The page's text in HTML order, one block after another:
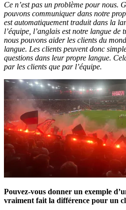
Ce n’est pas un problème pour nous.
pouvons communiquer dans notre
est automatiquement traduit dans la
l’équipe, l’anglais est notre langue de
nous pouvons aider les clients du
langue. Les clients peuvent donc
questions dans leur propre langue.
par les clients que par l’équipe.
Pouvez-vous donner un exemple
vraiment fait la différence pour un